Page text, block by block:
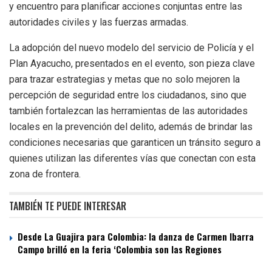
y encuentro para planificar acciones conjuntas entre las
autoridades civiles y las fuerzas armadas.
La adopción del nuevo modelo del servicio de Policía y el
Plan Ayacucho, presentados en el evento, son pieza clave
para trazar estrategias y metas que no solo mejoren la
percepción de seguridad entre los ciudadanos, sino que
también fortalezcan las herramientas de las autoridades
locales en la prevención del delito, además de brindar las
condiciones necesarias que garanticen un tránsito seguro a
quienes utilizan las diferentes vías que conectan con esta
zona de frontera.
TAMBIÉN TE PUEDE INTERESAR
Desde La Guajira para Colombia: la danza de Carmen Ibarra
Campo brilló en la feria ‘Colombia son las Regiones